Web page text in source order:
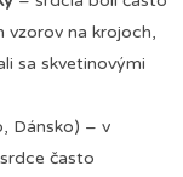
na krojoch,
sa skvetinovými
Dánsko) – v
často